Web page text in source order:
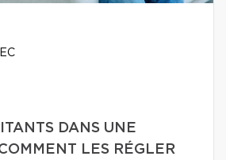
DANS UNE
LES RÉGLER